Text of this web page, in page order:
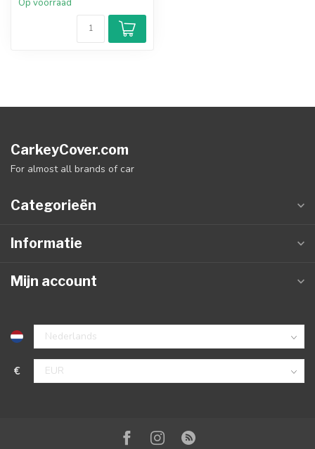
Op voorraad
CarkeyCover.com
For almost all brands of car
Categorieën
Informatie
Mijn account
€